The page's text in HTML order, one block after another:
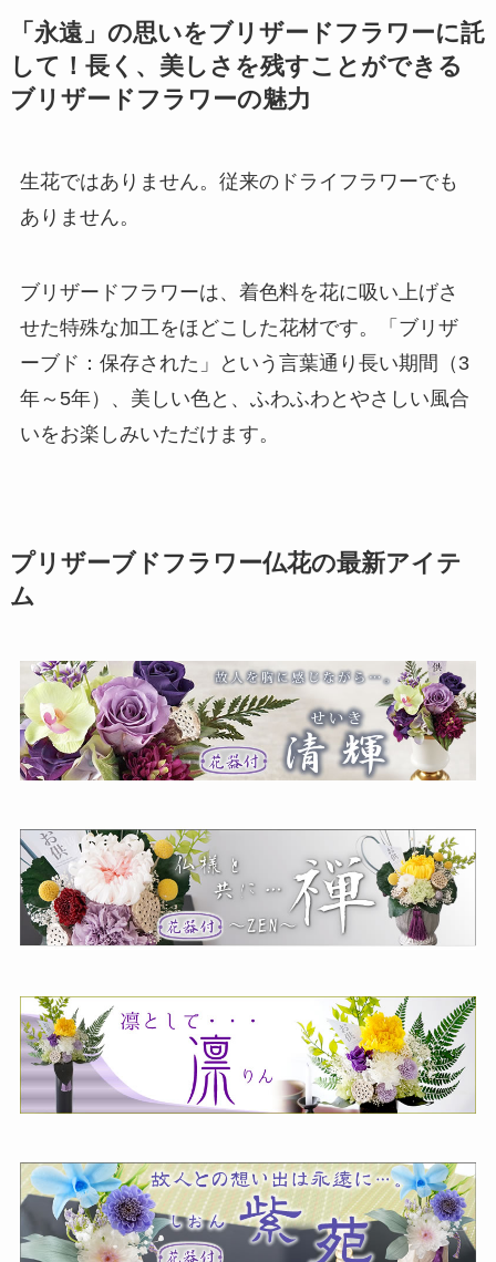
「永遠」の思いをブリザードフラワーに託
して！長く、美しさを残すことができる
ブリザードフラワーの魅力
生花ではありません。従来のドライフラワーでも
ありません。
ブリザードフラワーは、着色料を花に吸い上げさ
せた特殊な加工をほどこした花材です。「ブリザ
ーブド：保存された」という言葉通り長い期間（3
年～5年）、美しい色と、ふわふわとやさしい風合
いをお楽しみいただけます。
プリザーブドフラワー仏花の最新アイテ
ム